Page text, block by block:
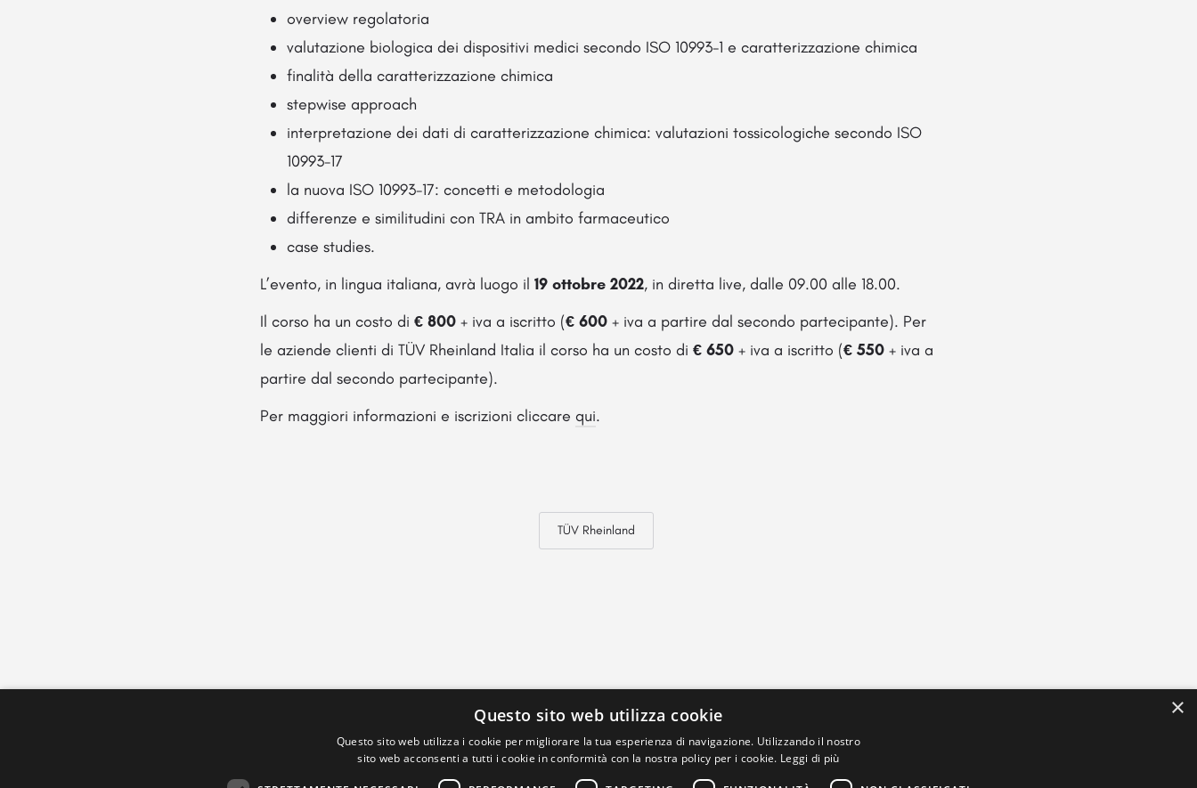
overview regolatoria
valutazione biologica dei dispositivi medici secondo ISO 10993-1 e caratterizzazione chimica
finalità della caratterizzazione chimica
stepwise approach
interpretazione dei dati di caratterizzazione chimica: valutazioni tossicologiche secondo ISO
10993-17
la nuova ISO 10993-17: concetti e metodologia
differenze e similitudini con TRA in ambito farmaceutico
case studies.
L’evento, in lingua italiana, avrà luogo il 19 ottobre 2022, in diretta live, dalle 09.00 alle 18.00.
Il corso ha un costo di € 800 + iva a iscritto (€ 600 + iva a partire dal secondo partecipante). Per
le aziende clienti di TÜV Rheinland Italia il corso ha un costo di € 650 + iva a iscritto (€ 550 + iva a
partire dal secondo partecipante).
Per maggiori informazioni e iscrizioni cliccare qui.
TÜV Rheinland
×
Questo sito web utilizza cookie
Questo sito web utilizza i cookie per migliorare la tua esperienza di navigazione. Utilizzando il nostro
sito web acconsenti a tutti i cookie in conformità con la nostra policy per i cookie. Leggi di più